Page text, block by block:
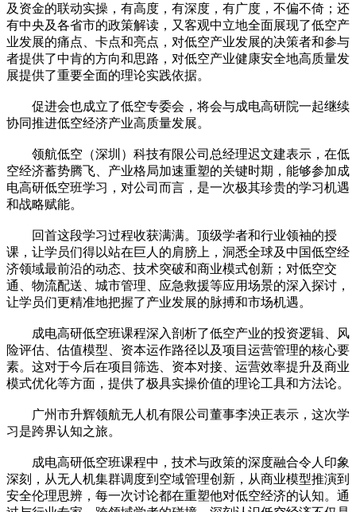
及资金的联动实操，有高度，有深度，有广度，不偏不倚；还
有中央及各省市的政策解读，又客观中立地全面展现了低空产
业发展的痛点、卡点和亮点，对低空产业发展的决策者和参与
者提供了中肯的方向和思路，对低空产业健康安全地高质量发
展提供了重要全面的理论实践依据。
促进会也成立了低空专委会，将会与成电高研院一起继续
协同推进低空经济产业高质量发展。
领航低空（深圳）科技有限公司总经理迟文建表示，在低
空经济蓄势腾飞、产业格局加速重塑的关键时期，能够参加成
电高研低空班学习，对公司而言，是一次极其珍贵的学习机遇
和战略赋能。
回首这段学习过程收获满满。顶级学者和行业领袖的授
课，让学员们得以站在巨人的肩膀上，洞悉全球及中国低空经
济领域最前沿的动态、技术突破和商业模式创新；对低空交
通、物流配送、城市管理、应急救援等应用场景的深入探讨，
让学员们更精准地把握了产业发展的脉搏和市场机遇。
成电高研低空班课程深入剖析了低空产业的投资逻辑、风
险评估、估值模型、资本运作路径以及项目运营管理的核心要
素。这对于今后在项目筛选、资本对接、运营效率提升及商业
模式优化等方面，提供了极具实操价值的理论工具和方法论。
广州市升辉领航无人机有限公司董事李泱正表示，这次学
习是跨界认知之旅。
成电高研低空班课程中，技术与政策的深度融合令人印象
深刻，从无人机集群调度到空域管理创新，从商业模型推演到
安全伦理思辨，每一次讨论都在重塑他对低空经济的认知。通